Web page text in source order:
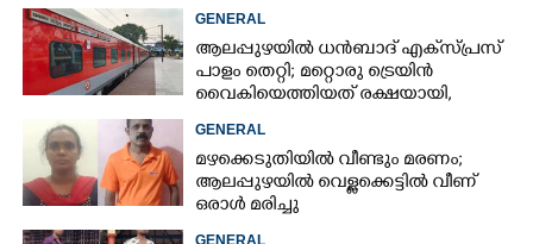
GENERAL
ആലപ്പുഴയിൽ ധൻബാദ് എക്‌സ്പ്രസ്
പാളം തെറ്റി; മറ്റൊരു ട്രെയിൻ
വൈകിയെത്തിയത് രക്ഷയായി,
ഒഴിവായത് വൻ ദുരന്തം
GENERAL
മഴക്കെടുതിയിൽ വീണ്ടും മരണം;
ആലപ്പുഴയിൽ വെള്ളക്കെട്ടിൽ വീണ്
ഒരാൾ മരിച്ചു